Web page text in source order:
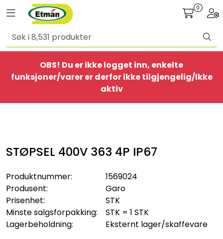
Skip to main content
Toggle navigation 0
OBS! Du er ikke logget inn, enkelte
funksjoner/varer er derfor ikke tilgjengelig/Ikke
aktiv
STØPSEL 400V 363 4P IP67
Produktnummer:
1569024
Produsent:
Garo
Prisenhet:
STK
Minste salgsforpakking:
STK = 1 STK
Lagerbeholdning:
Eksternt lager/skaffevare
Alle produkter
BestSelgere
Provisorisk
Bolig
Belysning
Sikringsmateriell